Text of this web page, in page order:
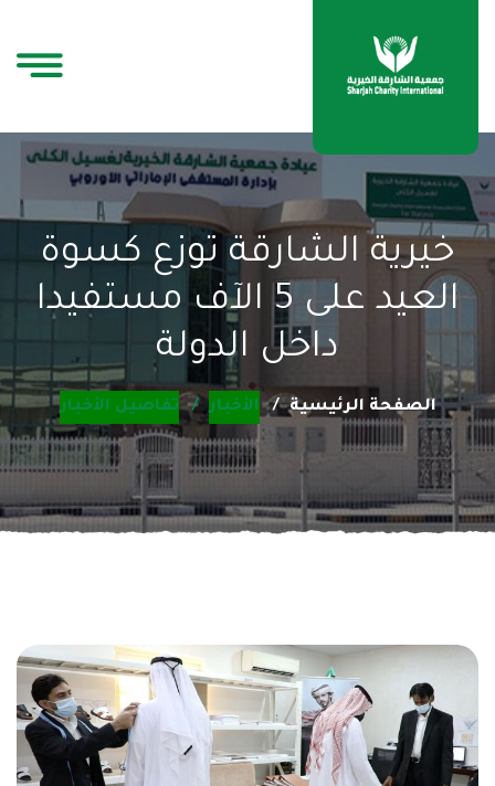
خيرية الشارقة توزع كسوة
العيد على 5 الآف مستفيدا
داخل الدولة
الصفحة الرئيسية الأخبار تفاصيل الأخبار